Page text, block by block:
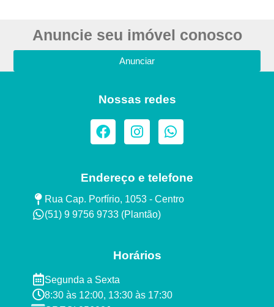
Anuncie seu imóvel conosco
Anunciar
Nossas redes
Endereço e telefone
Rua Cap. Porfírio, 1053 - Centro
(51) 9 9756 9733 (Plantão)​
Horários
Segunda a Sexta ​
8:30 às 12:00, 13:30 às 17:30​​